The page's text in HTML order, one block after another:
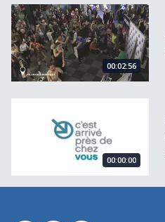
Polymanga à Montreux
00:02:56
00:00:00